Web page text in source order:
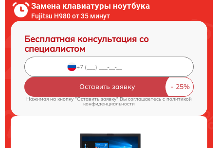
Замена клавиатуры ноутбука
Fujitsu H980 от 35 минут
Бесплатная консультация со
специалистом
Оставить заявку
Нажимая на кнопку "Оставить заявку" Вы соглашаетесь cполитикой
конфиденциальности